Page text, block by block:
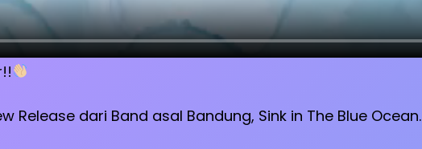
Release dari Band asal Bandung, Sink in The Blue Ocean.